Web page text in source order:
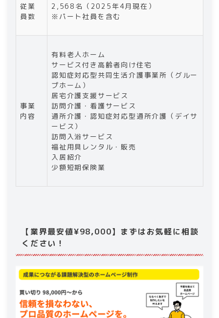
従業
員数
2,568名（2025年4月現在）
※パート社員を含む
事業
内容
有料老人ホーム
サービス付き高齢者向け住宅
認知症対応型共同生活介護事業所（グルー
プホーム）
居宅介護支援サービス
訪問介護・看護サービス
通所介護・認知症対応型通所介護（デイサ
ービス）
訪問入浴サービス
福祉用具レンタル・販売
入居紹介
少額短期保険業
【業界最安値¥98,000】まずはお気軽に相談
ください！